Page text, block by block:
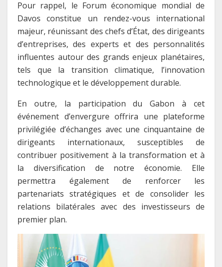
Pour rappel, le Forum économique mondial de
Davos constitue un rendez-vous international
majeur, réunissant des chefs d’État, des dirigeants
d’entreprises, des experts et des personnalités
influentes autour des grands enjeux planétaires,
tels que la transition climatique, l’innovation
technologique et le développement durable.
En outre, la participation du Gabon à cet
événement d’envergure offrira une plateforme
privilégiée d’échanges avec une cinquantaine de
dirigeants internationaux, susceptibles de
contribuer positivement à la transformation et à
la diversification de notre économie. Elle
permettra également de renforcer les
partenariats stratégiques et de consolider les
relations bilatérales avec des investisseurs de
premier plan.